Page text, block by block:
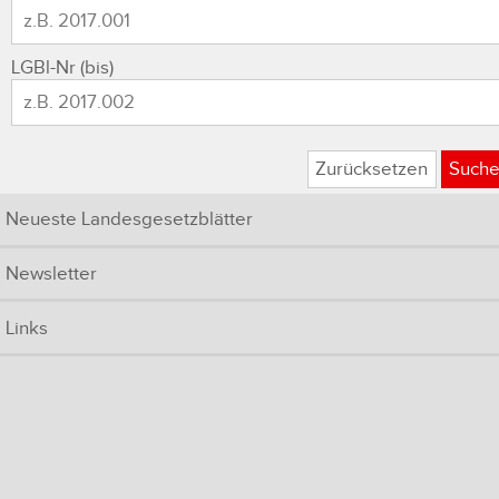
LGBl-Nr (bis)
Zurücksetzen
Neueste Landesgesetzblätter
Newsletter
Links